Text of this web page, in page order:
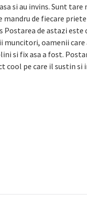
si au invins. Sunt tare
mandru de fiecare
Postarea de astazi este
muncitori, oamenii care
si fix asa a fost.
cool pe care il sustin si